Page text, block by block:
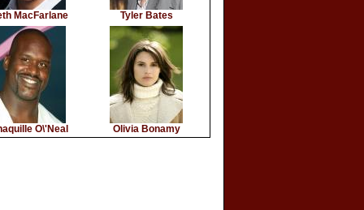
MacFarlane Tyler Bates
O\'Neal Olivia Bonamy